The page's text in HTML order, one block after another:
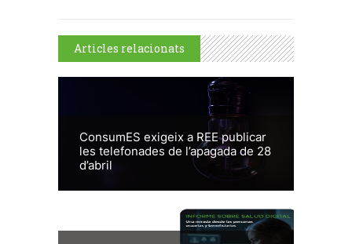
Articles relacionats
ConsumES exigeix a REE publicar
les telefonades de l’apagada de 28
d’abril